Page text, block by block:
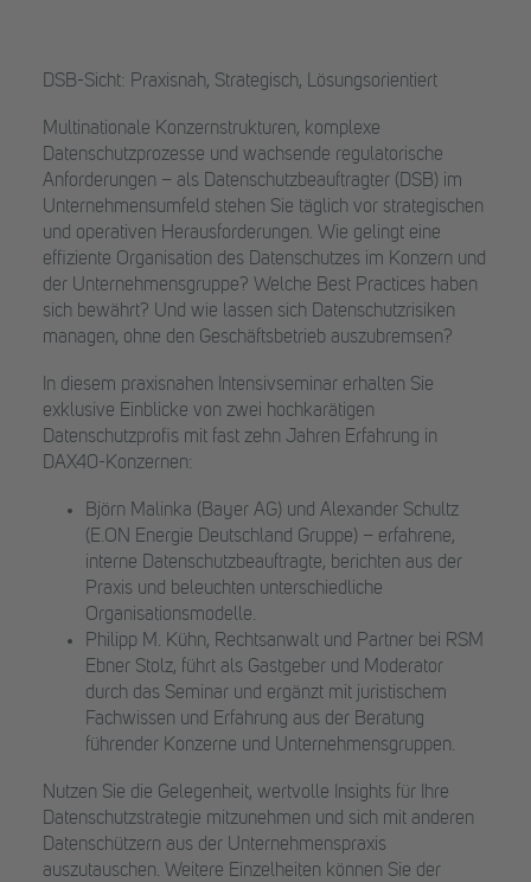
DSB-Sicht: Praxisnah, Strategisch, Lösungsorientiert
Multinationale Konzernstrukturen, komplexe
Datenschutzprozesse und wachsende regulatorische
Anforderungen – als Datenschutzbeauftragter (DSB) im
Unternehmensumfeld stehen Sie täglich vor strategischen
und operativen Herausforderungen. Wie gelingt eine
effiziente Organisation des Datenschutzes im Konzern und
der Unternehmensgruppe? Welche Best Practices haben
sich bewährt? Und wie lassen sich Datenschutzrisiken
managen, ohne den Geschäftsbetrieb auszubremsen?
In diesem praxisnahen Intensivseminar erhalten Sie
exklusive Einblicke von zwei hochkarätigen
Datenschutzprofis mit fast zehn Jahren Erfahrung in
DAX40-Konzernen:
Björn Malinka (Bayer AG) und Alexander Schultz
(E.ON Energie Deutschland Gruppe) – erfahrene,
interne Datenschutzbeauftragte, berichten aus der
Praxis und beleuchten unterschiedliche
Organisationsmodelle.
Philipp M. Kühn, Rechtsanwalt und Partner bei RSM
Ebner Stolz, führt als Gastgeber und Moderator
durch das Seminar und ergänzt mit juristischem
Fachwissen und Erfahrung aus der Beratung
führender Konzerne und Unternehmensgruppen.
Nutzen Sie die Gelegenheit, wertvolle Insights für Ihre
Datenschutzstrategie mitzunehmen und sich mit anderen
Datenschützern aus der Unternehmenspraxis
auszutauschen. Weitere Einzelheiten können Sie der